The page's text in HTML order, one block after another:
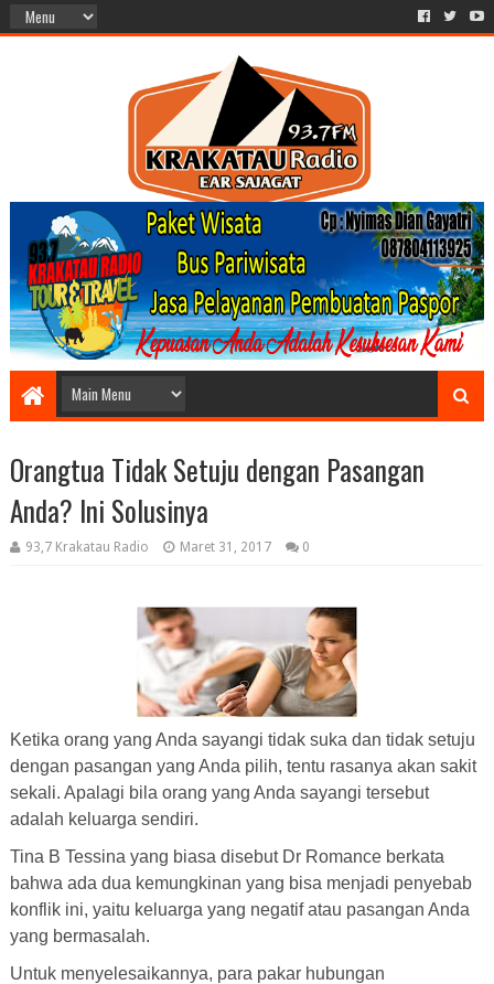
Orangtua Tidak Setuju dengan Pasangan
Anda? Ini Solusinya
93,7 Krakatau Radio Maret 31, 2017 0
Ketika orang yang Anda sayangi tidak suka dan tidak setuju
dengan pasangan yang Anda pilih, tentu rasanya akan sakit
sekali. Apalagi bila orang yang Anda sayangi tersebut
adalah keluarga sendiri.
Tina B Tessina yang biasa disebut Dr Romance berkata
bahwa ada dua kemungkinan yang bisa menjadi penyebab
konflik ini, yaitu keluarga yang negatif atau pasangan Anda
yang bermasalah.
Untuk menyelesaikannya, para pakar hubungan